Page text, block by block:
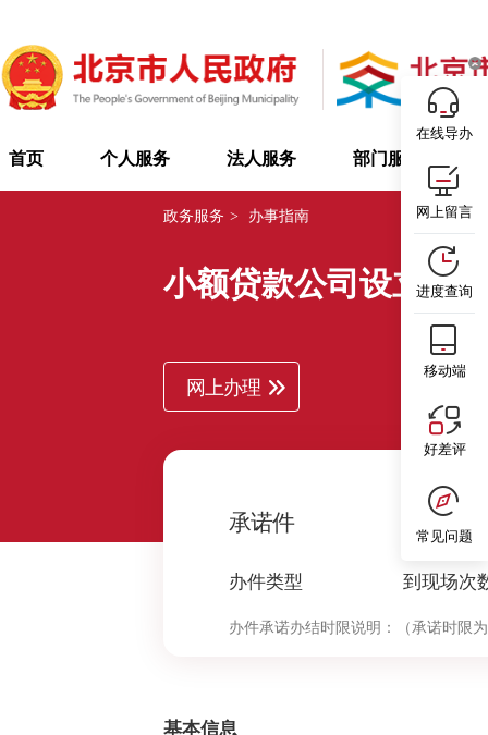
首页 个人服务 法人服务 部门服务
政务服务 > 办事指南
小额贷款公司设立审
网上办理
承诺件
办件类型
0
到现场次
办件承诺办结时限说明： （承诺时限
基本信息
在线导办
网上留言
进度查询
移动端
好差评
常见问题